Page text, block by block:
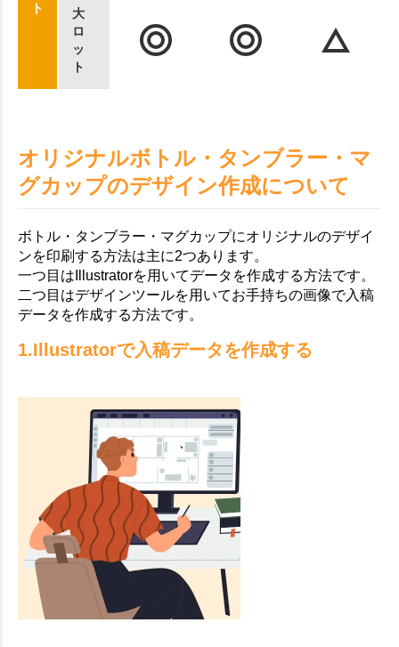
ト
大
ロ
ッ
ト
オリジナルボトル・タンブラー・マ
グカップのデザイン作成について
ボトル・タンブラー・マグカップにオリジナルのデザイ
ンを印刷する方法は主に2つあります。
一つ目はIllustratorを用いてデータを作成する方法です。
二つ目はデザインツールを用いてお手持ちの画像で入稿
データを作成する方法です。
1.Illustratorで入稿データを作成する